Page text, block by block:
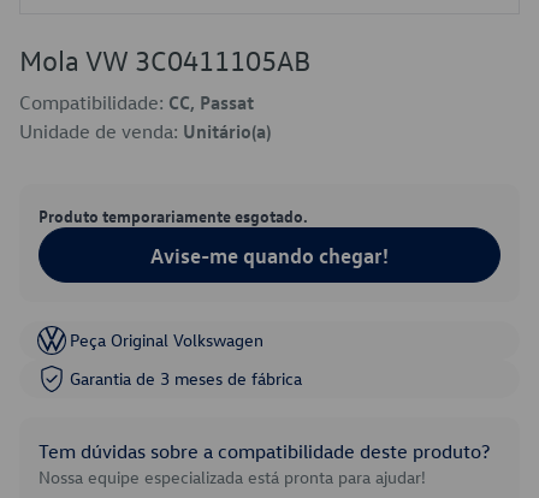
Mola VW 3C0411105AB
Compatibilidade: CC, Passat
Unidade de venda: Unitário(a)
Produto temporariamente esgotado.
Avise-me quando chegar!
Peça Original Volkswagen
Garantia de 3 meses de fábrica
Tem dúvidas sobre a compatibilidade deste produto?
Nossa equipe especializada está pronta para ajudar!